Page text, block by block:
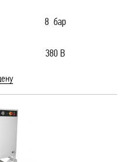
8 бар
380 В